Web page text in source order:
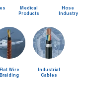
Medical
Products
Hose
Industry
Flat Wire
Braiding
Industrial
Cables